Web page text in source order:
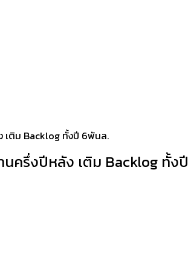
เติม Backlog ทั้งปี 6พันล.
นครึ่งปีหลัง เติม Backlog ทั้ง